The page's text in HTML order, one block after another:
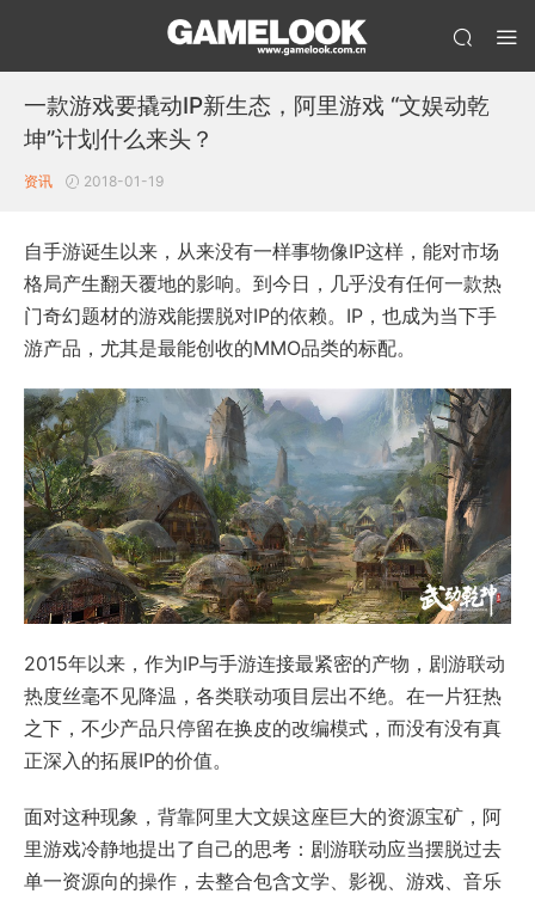
一款游戏要撬动IP新生态，阿里游戏 “文娱动乾
坤”计划什么来头？
资讯 2018-01-19
自手游诞生以来，从来没有一样事物像IP这样，能对市场
格局产生翻天覆地的影响。到今日，几乎没有任何一款热
门奇幻题材的游戏能摆脱对IP的依赖。IP，也成为当下手
游产品，尤其是最能创收的MMO品类的标配。
2015年以来，作为IP与手游连接最紧密的产物，剧游联动
热度丝毫不见降温，各类联动项目层出不绝。在一片狂热
之下，不少产品只停留在换皮的改编模式，而没有没有真
正深入的拓展IP的价值。
面对这种现象，背靠阿里大文娱这座巨大的资源宝矿，阿
里游戏冷静地提出了自己的思考：剧游联动应当摆脱过去
单一资源向的操作，去整合包含文学、影视、游戏、音乐